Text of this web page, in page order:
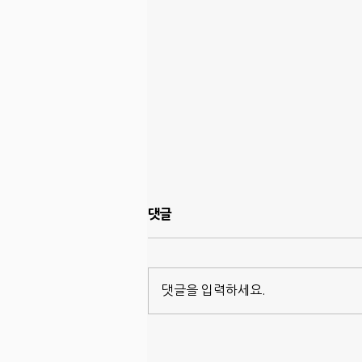
댓글
댓글을 입력하세요.